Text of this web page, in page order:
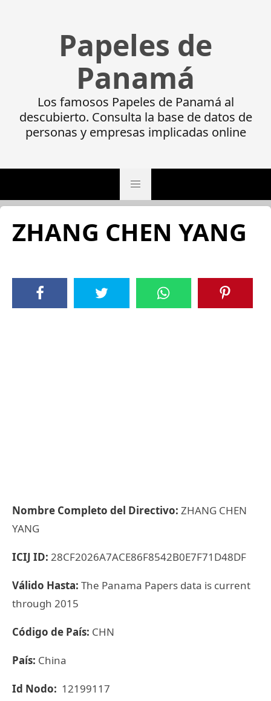
Papeles de
Panamá
Los famosos Papeles de Panamá al
descubierto. Consulta la base de datos de
personas y empresas implicadas online
ZHANG CHEN YANG
Nombre Completo del Directivo: ZHANG CHEN
YANG
ICIJ ID: 28CF2026A7ACE86F8542B0E7F71D48DF
Válido Hasta: The Panama Papers data is current
through 2015
Código de País: CHN
País: China
Id Nodo: 12199117